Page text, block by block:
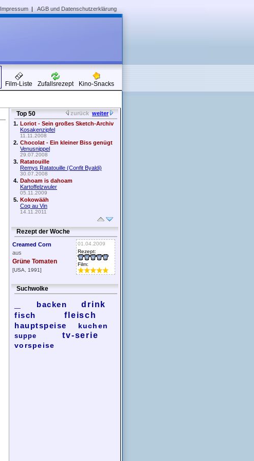
Impressum | AGB und Datenschutzerklärung
Film-Liste Zufallsrezept Kino-Snacks
zurück weiter
Top 50
1. Loriot - Sein großes Sketch-Archiv
Kosakenzipfel
11.11.2008
2. Chocolat - Ein kleiner Biss genügt
Venusnippel
29.07.2008
3. Ratatouille
Remys Ratatouille (Confit Byaldi)
30.07.2008
4. Dahoam is dahoam
Kartoffelzwuler
05.11.2009
5. Kokowääh
Coq au Vin
14.11.2011
Rezept der Woche
01.04.2009
Rezept:
Film:
Creamed Corn
aus
Grüne Tomaten
[USA, 1991]
Suchwolke
backen
drink
fisch
fleisch
hauptspeise
kuchen
suppe tv-serie
vorspeise